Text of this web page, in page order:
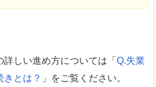
しい進め方については「 Q.失業
きとは？ 」をご覧ください。